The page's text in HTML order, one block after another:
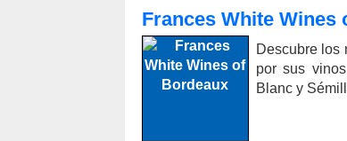
Frances White Wines
Descubre los
por sus
Blanc y